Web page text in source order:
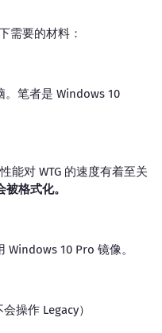
需要的材料：
笔者是 Windows 10
能对 WTG 的速度有着至关
格式化。
10 Pro 镜像。
操作 Legacy）